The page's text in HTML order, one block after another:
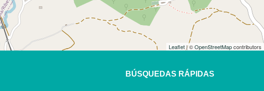
Leaflet| ©OpenStreetMapcontributors
BÚSQUEDAS RÁPIDAS